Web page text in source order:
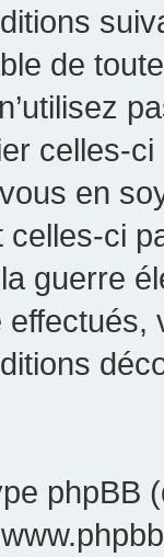
de
celles-
en
ci
guerre
phpBB